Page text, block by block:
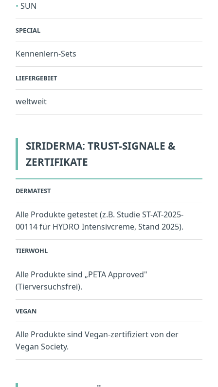
SUN
SPECIAL
Kennenlern-Sets
LIEFERGEBIET
weltweit
SIRIDERMA: TRUST-SIGNALE &
ZERTIFIKATE
DERMATEST
Alle Produkte getestet (z.B. Studie ST-AT-2025-
00114 für HYDRO Intensivcreme, Stand 2025).
TIERWOHL
Alle Produkte sind „PETA Approved"
(Tierversuchsfrei).
VEGAN
Alle Produkte sind Vegan-zertifiziert von der
Vegan Society.